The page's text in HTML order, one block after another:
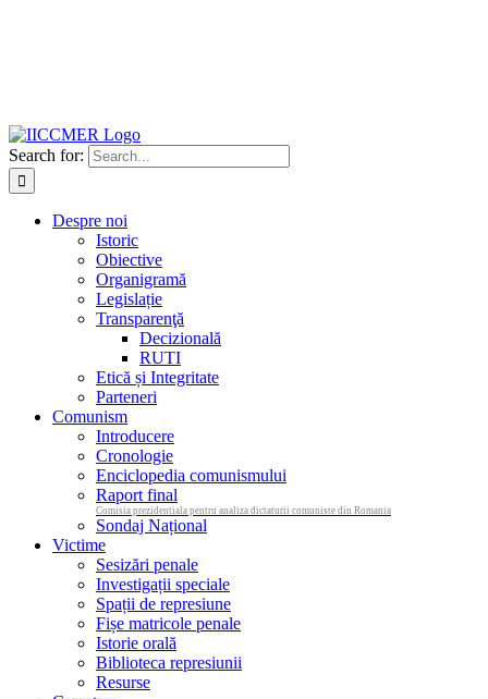
Search for:
Despre noi
Istoric
Obiective
Organigramă
Legislație
Transparenţă
Decizională
RUTI
Etică și Integritate
Parteneri
Comunism
Introducere
Cronologie
Enciclopedia comunismului
Raport final
Comisia prezidentiala pentru analiza dictaturii comuniste din Romania
Sondaj Național
Victime
Sesizări penale
Investigații speciale
Spații de represiune
Fișe matricole penale
Istorie orală
Biblioteca represiunii
Resurse